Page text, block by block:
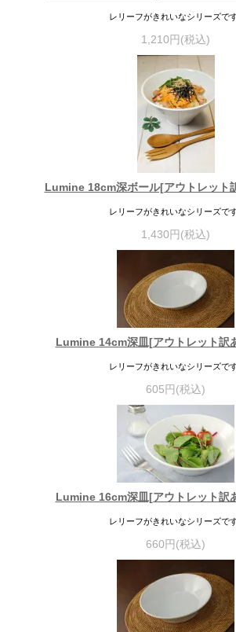
レリーフがきれいなシリーズで
1,210円(税込)
Lumine 18cm深ボール[アウトレット
レリーフがきれいなシリーズで
1,430円(税込)
Lumine 14cm深皿[アウトレット訳
レリーフがきれいなシリーズで
605円(税込)
Lumine 16cm深皿[アウトレット訳
レリーフがきれいなシリーズで
660円(税込)